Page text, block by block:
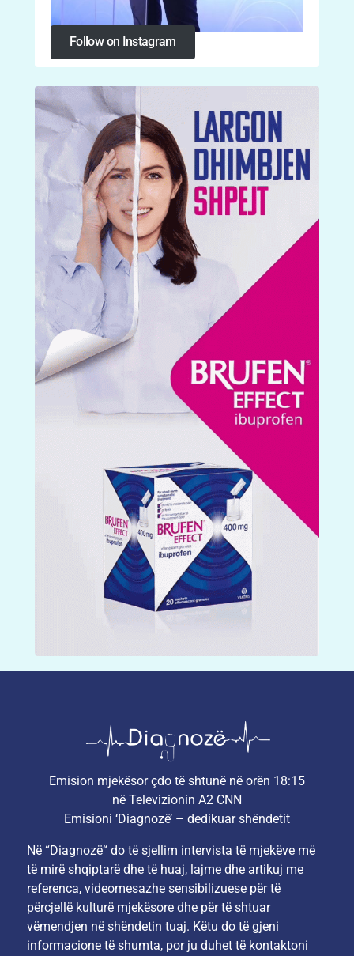
Follow on Instagram
Follow on Instagram
Emision mjekësor çdo të shtunë në orën 18:15
në Televizionin A2 CNN
Emisioni ‘Diagnozë’ – dedikuar shëndetit
Në “Diagnozë“ do të sjellim intervista të mjekëve më
të mirë shqiptarë dhe të huaj, lajme dhe artikuj me
referenca, videomesazhe sensibilizuese për të
përcjellë kulturë mjekësore dhe për të shtuar
vëmendjen në shëndetin tuaj. Këtu do të gjeni
informacione të shumta, por ju duhet të kontaktoni